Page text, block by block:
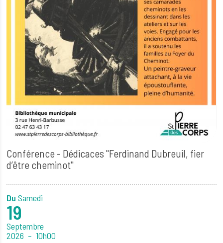
Conférence - Dédicaces "Ferdinand Dubreuil, fier
d’être cheminot"
DuSamedi
19
Septembre
2026
10h00